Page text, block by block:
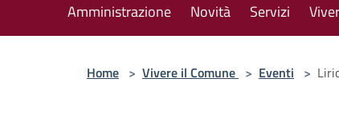
Amministrazione Novità Servizi
Home > Vivere il Comune > Eventi >